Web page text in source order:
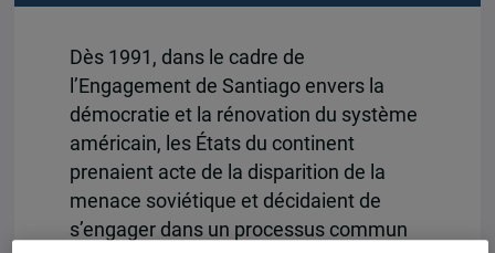
Dès 1991, dans le cadre de
l’Engagement de Santiago envers la
démocratie et la rénovation du système
américain, les États du continent
prenaient acte de la disparition de la
menace soviétique et décidaient de
s’engager dans un processus commun